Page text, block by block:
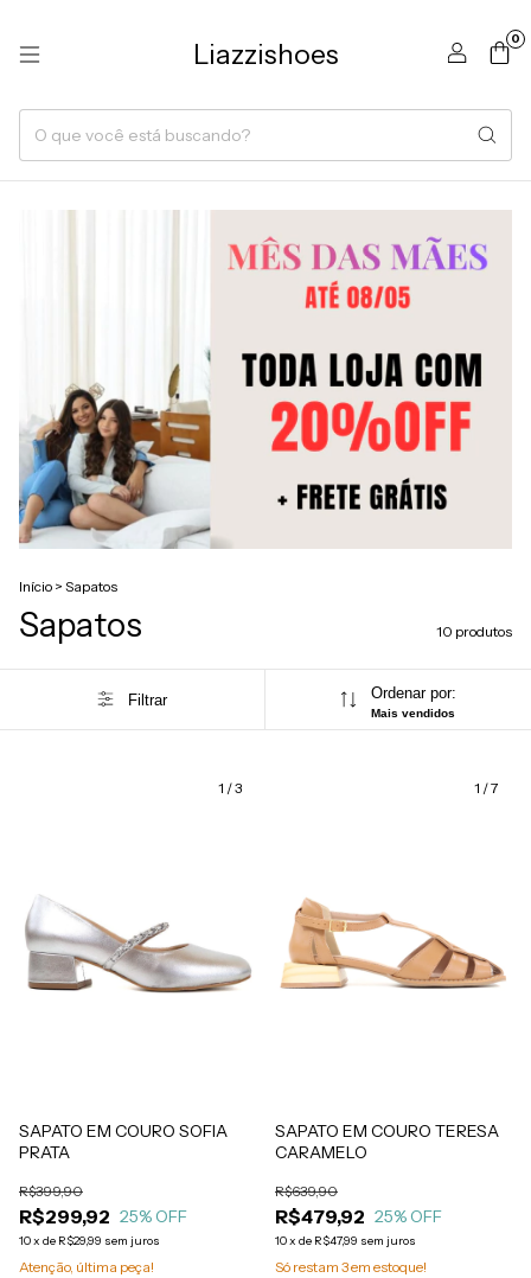
Liazzishoes 0
Início > Sapatos
Sapatos 10 produtos
Filtrar Ordenar por:
Mais vendidos
1 /3
SAPATO EM COURO SOFIA
PRATA
R$299,92
R$399,90
25% OFF
10x de R$29,99 sem juros
Atenção, última peça!
1 /7
SAPATO EM COURO TERESA
CARAMELO
R$479,92
R$639,90
25% OFF
10x de R$47,99 sem juros
Só restam 3em estoque!